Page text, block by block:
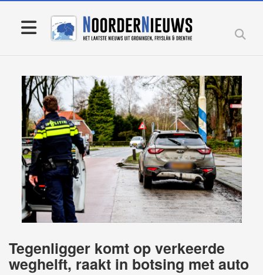
Tegenligger komt op verkeerde
weghelft, raakt in botsing met auto